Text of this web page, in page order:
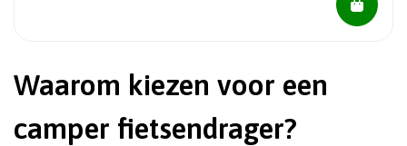
Waarom kiezen voor een
camper fietsendrager?